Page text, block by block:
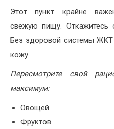
Этот пункт крайне
свежую пищу. Откажитесь
Без здоровой системы ЖКТ
кожу.
Пересмотрите свой
максимум:
Овощей
Фруктов